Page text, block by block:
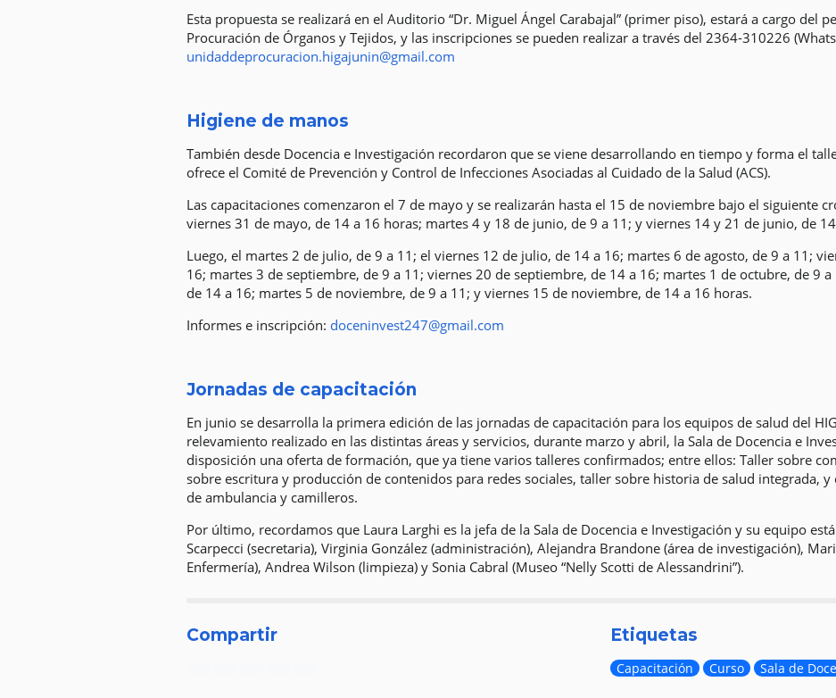
Esta propuesta se realizará en el Auditorio “Dr. Miguel Ángel Carabajal” (primer piso), estará a cargo del
Procuración de Órganos y Tejidos, y las inscripciones se pueden realizar a través del 2364-310226
unidaddeprocuracion.higajunin@gmail.com
Higiene de manos
También desde Docencia e Investigación recordaron que se viene desarrollando en tiempo y forma el
ofrece el Comité de Prevención y Control de Infecciones Asociadas al Cuidado de la Salud (ACS).
Las capacitaciones comenzaron el 7 de mayo y se realizarán hasta el 15 de noviembre bajo el siguiente
viernes 31 de mayo, de 14 a 16 horas; martes 4 y 18 de junio, de 9 a 11; y viernes 14 y 21 de junio, de
Luego, el martes 2 de julio, de 9 a 11; el viernes 12 de julio, de 14 a 16; martes 6 de agosto, de 9 a 11;
16; martes 3 de septiembre, de 9 a 11; viernes 20 de septiembre, de 14 a 16; martes 1 de octubre, de 9
de 14 a 16; martes 5 de noviembre, de 9 a 11; y viernes 15 de noviembre, de 14 a 16 horas.
Informes e inscripción: doceninvest247@gmail.com
Jornadas de capacitación
En junio se desarrolla la primera edición de las jornadas de capacitación para los equipos de salud del
relevamiento realizado en las distintas áreas y servicios, durante marzo y abril, la Sala de Docencia e
disposición una oferta de formación, que ya tiene varios talleres confirmados; entre ellos: Taller sobre
sobre escritura y producción de contenidos para redes sociales, taller sobre historia de salud integrada, y
de ambulancia y camilleros.
Por último, recordamos que Laura Larghi es la jefa de la Sala de Docencia e Investigación y su equipo
Scarpecci (secretaria), Virginia González (administración), Alejandra Brandone (área de investigación),
Enfermería), Andrea Wilson (limpieza) y Sonia Cabral (Museo “Nelly Scotti de Alessandrini”).
Compartir Etiquetas
Capacitación Curso Sala de